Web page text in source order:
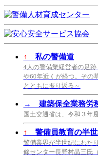
↑ 私の警備道
4人の警備業経営者の足
や60年近くが経つ。その
とともに振り返る～
→ 建築保全業務労
国土交通省は、令和３年
↑ 警備員教育の半
警備業界が半世紀にわた
修センター長野村晶三氏